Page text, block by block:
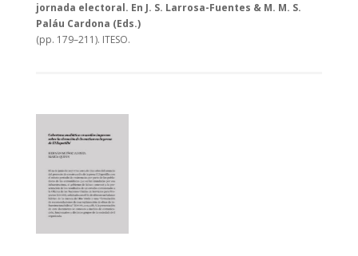
jornada electoral. En J. S. Larrosa-Fuentes & M. M. S.
Paláu Cardona (Eds.)
(pp. 179–211). ITESO.